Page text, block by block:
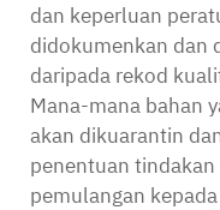
dan keperluan
didokumenkan dan
daripada rekod
Mana-mana bahan
akan dikuarantin
penentuan
pemulangan